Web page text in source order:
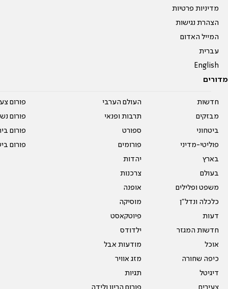
מדיניות פרטיות
הצהרת נגישות
המייל האדום
עברית
English
מדורים
חדשות
מבזקים
ביטחוני
פוליטי-מדיני
בארץ
בעולם
משפט ופלילים
כלכלה ונדל"ן
דעות
חדשות המגזר
אוכל
כיפה שחורה
דיגיטל
צעירים
העולם הערבי
תרבות ופנאי
ספורט
פורומים
יהדות
צרכנות
אופנה
מוסיקה
פיוטקאסט
ילדודס
מודעות אבל
מזג אוויר
תגיות
פורום הריון ולידה
פורום
פורום
פורום
פורום